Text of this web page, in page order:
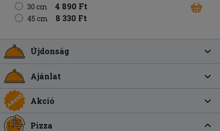
30 cm 4 890 Ft
45 cm 8 330 Ft
Újdonság
Ajánlat
Akció
Pizza